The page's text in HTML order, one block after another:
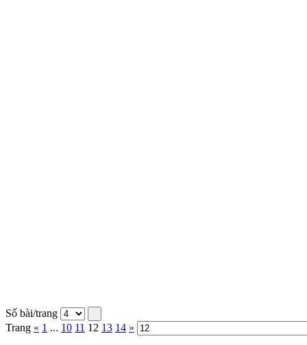
Số bài/trang
Trang « 1 ... 10 11 12 13 14 »